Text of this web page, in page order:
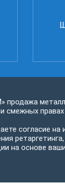
продажа
смежных правах
согласие
на основе